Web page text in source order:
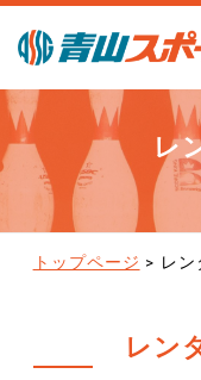
レ
トップページ > レン
レン